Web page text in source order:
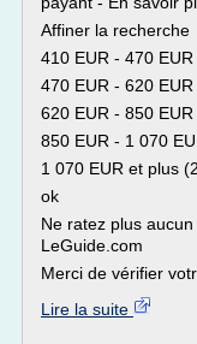
Affiner la recherche
410 EUR - 470 EUR
470 EUR - 620 EUR
620 EUR - 850 EUR
850 EUR - 1 070
1 070 EUR et plus
ok
Ne ratez plus
LeGuide.com
Merci de vérifier
Lire la suite